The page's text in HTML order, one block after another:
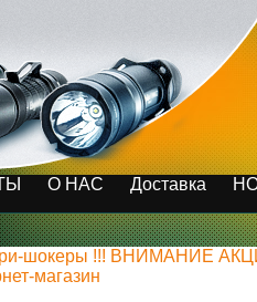
О НАС Доставка
шокеры !!! ВНИМАНИЕ
магазин